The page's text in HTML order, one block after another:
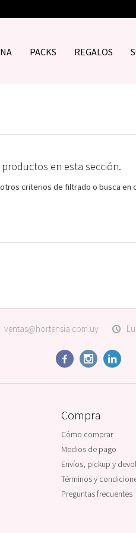
PACKS REGALOS
en esta sección.
criterios de filtrado o busca en
ventas@hortensia.com.uy
  
Compra
Cómo comprar
Medios de pago
Envíos, pickup y
Términos y
Preguntas frecuentes